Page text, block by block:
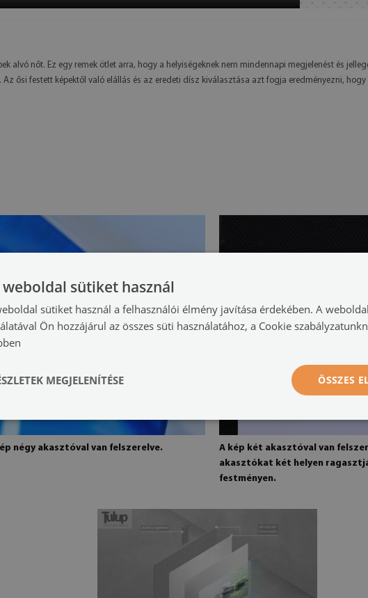
alvó nőt. Ez egy remek ötlet arra, hogy a helyiségeknek nem mindennapi megjelenést és
ősi festett képektől való elállás és az eredeti dísz kiválasztása azt fogja eredményezni, hogy
négy akasztóval van felszerelve.
A kép két akasztóval van
akasztókat két helyen
festményen.
weboldal sütiket használ
sütiket használ a felhasználói élmény javítása érdekében. A
Ön hozzájárul az összes süti használatához, a Cookie
ÖSSZES
MEGJELENÍTÉSE